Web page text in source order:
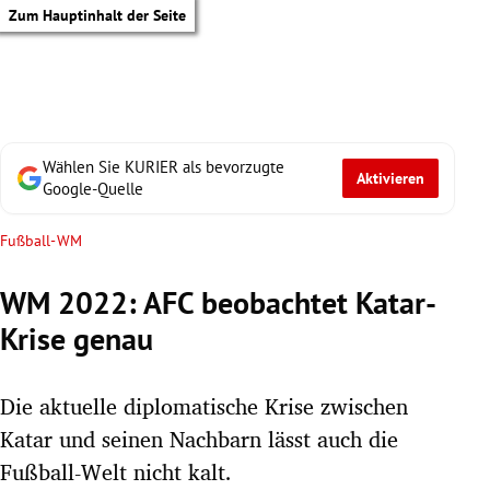
Zum Hauptinhalt der Seite
Untermenü
Wählen Sie KURIER als bevorzugte
Google-Quelle
Aktivieren
Fußball-WM
WM 2022: AFC beobachtet Katar-
Krise genau
Die aktuelle diplomatische Krise zwischen
Katar und seinen Nachbarn lässt auch die
Fußball-Welt nicht kalt.